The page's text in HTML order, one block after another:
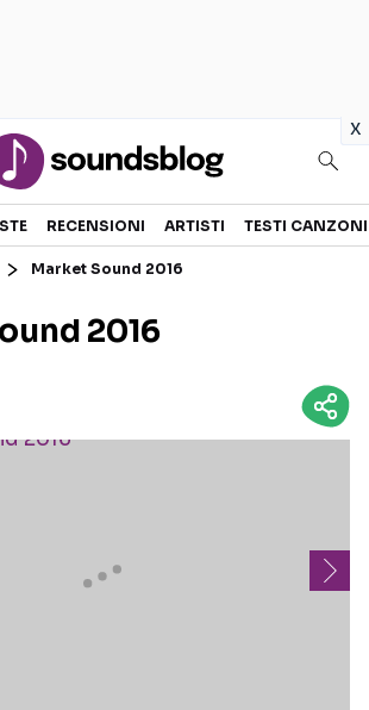
x
TESTI CANZONI
Seguici sui social
RECENSIONI ARTISTI TESTI CANZONI
Market Sound 2016
2016